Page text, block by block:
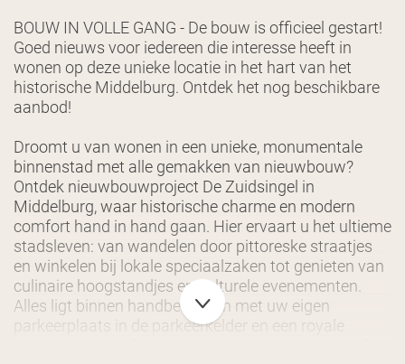
BOUW IN VOLLE GANG - De bouw is officieel gestart!
Goed nieuws voor iedereen die interesse heeft in
wonen op deze unieke locatie in het hart van het
historische Middelburg. Ontdek het nog beschikbare
aanbod!
Droomt u van wonen in een unieke, monumentale
binnenstad met alle gemakken van nieuwbouw?
Ontdek nieuwbouwproject De Zuidsingel in
Middelburg, waar historische charme en modern
comfort hand in hand gaan. Hier ervaart u het ultieme
stadsleven: van wandelen door pittoreske straatjes
en winkelen bij lokale speciaalzaken tot genieten van
culinaire hoogstandjes en culturele evenementen.
Alles ligt binnen handbereik. En met uw eigen
parkeerplaats in de parkeerkelder en een royale